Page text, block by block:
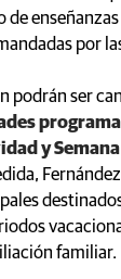
por
podrán ser
y
familiar.